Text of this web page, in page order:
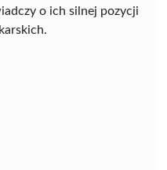
o ich silnej pozycji